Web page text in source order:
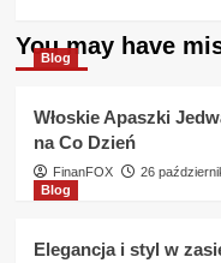
about
Potrzebuje
zaświadczeń
Eurobank
udziela
You may have
Blog
Włoskie Apaszki
na Co Dzień
FinanFOX
26
Blog
Elegancja i styl w